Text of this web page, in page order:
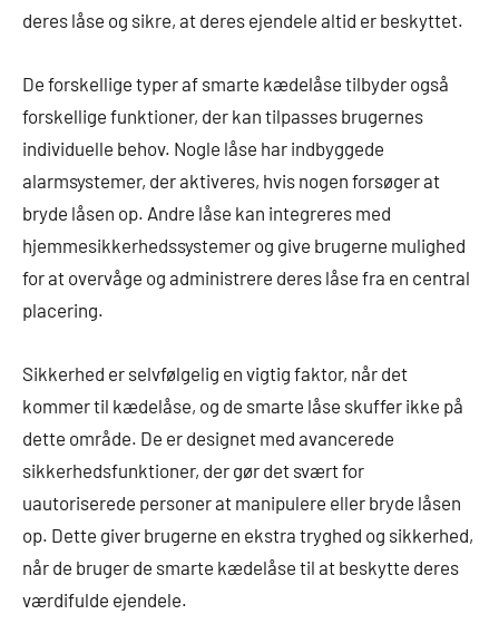
deres låse og sikre, at deres ejendele altid er beskyttet.
De forskellige typer af smarte kædelåse tilbyder også
forskellige funktioner, der kan tilpasses brugernes
individuelle behov. Nogle låse har indbyggede
alarmsystemer, der aktiveres, hvis nogen forsøger at
bryde låsen op. Andre låse kan integreres med
hjemmesikkerhedssystemer og give brugerne mulighed
for at overvåge og administrere deres låse fra en central
placering.
Sikkerhed er selvfølgelig en vigtig faktor, når det
kommer til kædelåse, og de smarte låse skuffer ikke på
dette område. De er designet med avancerede
sikkerhedsfunktioner, der gør det svært for
uautoriserede personer at manipulere eller bryde låsen
op. Dette giver brugerne en ekstra tryghed og sikkerhed,
når de bruger de smarte kædelåse til at beskytte deres
værdifulde ejendele.